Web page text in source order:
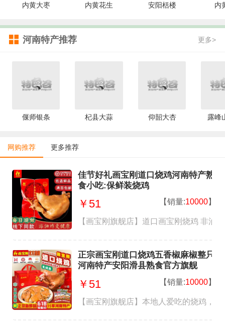
内黄大枣 内黄花生 安阳栝楼 内
河南特产推荐 更多>
偃师银条 杞县大蒜 仰韶大杏 露峰
网购推荐 更多推荐
佳节好礼画宝刚道口烧鸡河南特产熟
食小吃:保鲜装烧鸡
￥51 【销量:10000】
【画宝刚旗舰店】道口画宝刚烧鸡 非油
正宗画宝刚道口烧鸡五香椒麻椒整只
河南特产安阳滑县熟食官方旗舰
￥51 【销量:10000】
【画宝刚旗舰店】本地人爱吃的烧鸡，